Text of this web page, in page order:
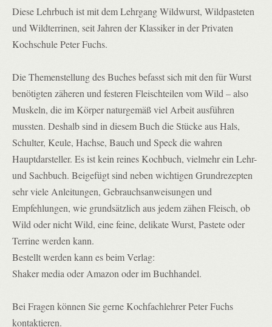
Diese Lehrbuch ist mit dem Lehrgang Wildwurst, Wildpasteten
und Wildterrinen, seit Jahren der Klassiker in der Privaten
Kochschule Peter Fuchs.
Die Themenstellung des Buches befasst sich mit den für Wurst
benötigten zäheren und festeren Fleischteilen vom Wild – also
Muskeln, die im Körper naturgemäß viel Arbeit ausführen
mussten. Deshalb sind in diesem Buch die Stücke aus Hals,
Schulter, Keule, Hachse, Bauch und Speck die wahren
Hauptdarsteller. Es ist kein reines Kochbuch, vielmehr ein Lehr-
und Sachbuch. Beigefügt sind neben wichtigen Grundrezepten
sehr viele Anleitungen, Gebrauchsanweisungen und
Empfehlungen, wie grundsätzlich aus jedem zähen Fleisch, ob
Wild oder nicht Wild, eine feine, delikate Wurst, Pastete oder
Terrine werden kann.
Bestellt werden kann es beim Verlag:
Shaker media oder Amazon oder im Buchhandel.
Bei Fragen können Sie gerne Kochfachlehrer Peter Fuchs
kontaktieren.